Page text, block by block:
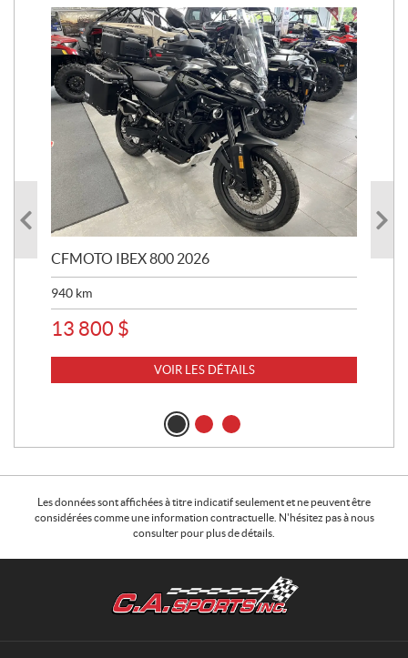
CFMOTO IBEX 800 2026
940 km
13 800 $
VOIR LES DÉTAILS
Les données sont affichées à titre indicatif seulement et ne peuvent être
considérées comme une information contractuelle. N'hésitez pas à nous
consulter pour plus de détails.